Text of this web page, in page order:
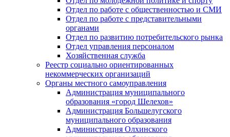
Отдел по работе с общественностью и СМИ
Отдел по работе с представительными
органами
Отдел по развитию потребительского рынка
Отдел управления персоналом
Хозяйственная служба
Реестр социально ориентированных
некоммерческих организаций
Органы местного самоуправления
Администрация муниципального
образования «город Шелехов»
Администрация Большелугского
муниципального образования
Администрация Олхинского